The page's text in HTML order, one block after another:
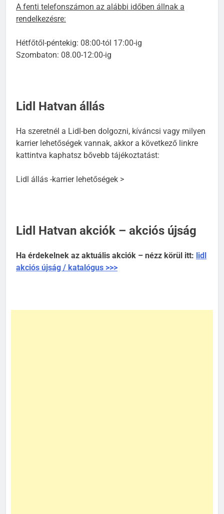
A fenti telefonszámon az alábbi időben állnak a
rendelkezésre:
Hétfőtől-péntekig: 08:00-tól 17:00-ig
Szombaton: 08.00-12:00-ig
Lidl Hatvan állás
Ha szeretnél a Lidl-ben dolgozni, kíváncsi vagy milyen
karrier lehetőségek vannak, akkor a következő linkre
kattintva kaphatsz bővebb tájékoztatást:
Lidl állás -karrier lehetőségek >
Lidl Hatvan akciók – akciós újság
Ha érdekelnek az aktuális akciók – nézz körül itt: lidl
akciós újság / katalógus >>>